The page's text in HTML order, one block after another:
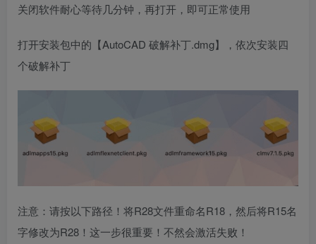
关闭软件耐心等待几分钟，再打开，即可正常使用
打开安装包中的【AutoCAD 破解补丁.dmg】，依次安装四
个破解补丁
注意：请按以下路径！将R28文件重命名R18，然后将R15名
字修改为R28！这一步很重要！不然会激活失败！